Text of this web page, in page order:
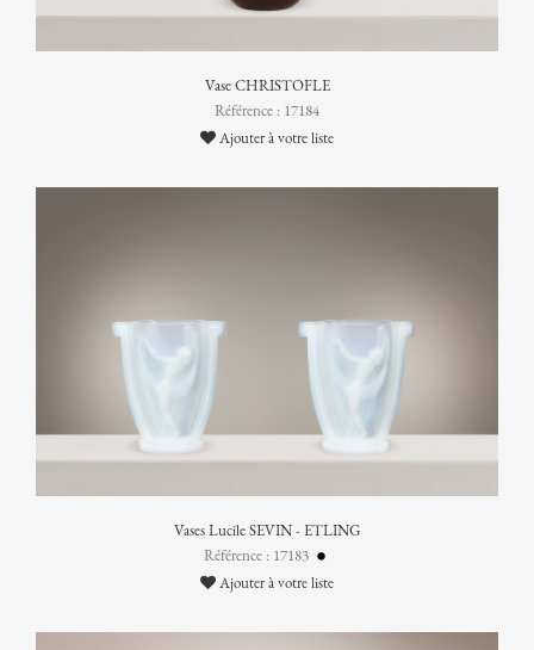
Vase CHRISTOFLE
Référence : 17184
Ajouter à votre liste
Vases Lucile SEVIN - ETLING
Référence : 17183
Ajouter à votre liste